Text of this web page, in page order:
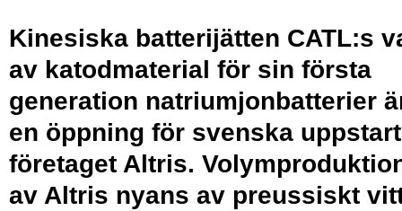
Kinesiska batteri­jätten CATL:s
av katod­material för sin första
generation natrium­jon­batterier
en öppning för svenska
företaget Altris.
av Altris nyans av preussiskt